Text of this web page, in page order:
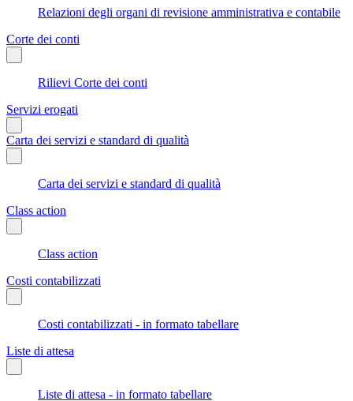
Relazioni degli organi di revisione amministrativa e contabile
Corte dei conti
Rilievi Corte dei conti
Servizi erogati
Carta dei servizi e standard di qualità
Carta dei servizi e standard di qualità
Class action
Class action
Costi contabilizzati
Costi contabilizzati - in formato tabellare
Liste di attesa
Liste di attesa - in formato tabellare